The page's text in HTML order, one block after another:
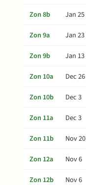
Zon 8b
Jan 25
Zon 9a
Jan 23
Zon 9b
Jan 13
Zon 10a
Dec 26
Zon 10b
Dec 3
Zon 11a
Dec 3
Zon 11b
Nov 20
Zon 12a
Nov 6
Zon 12b
Nov 6